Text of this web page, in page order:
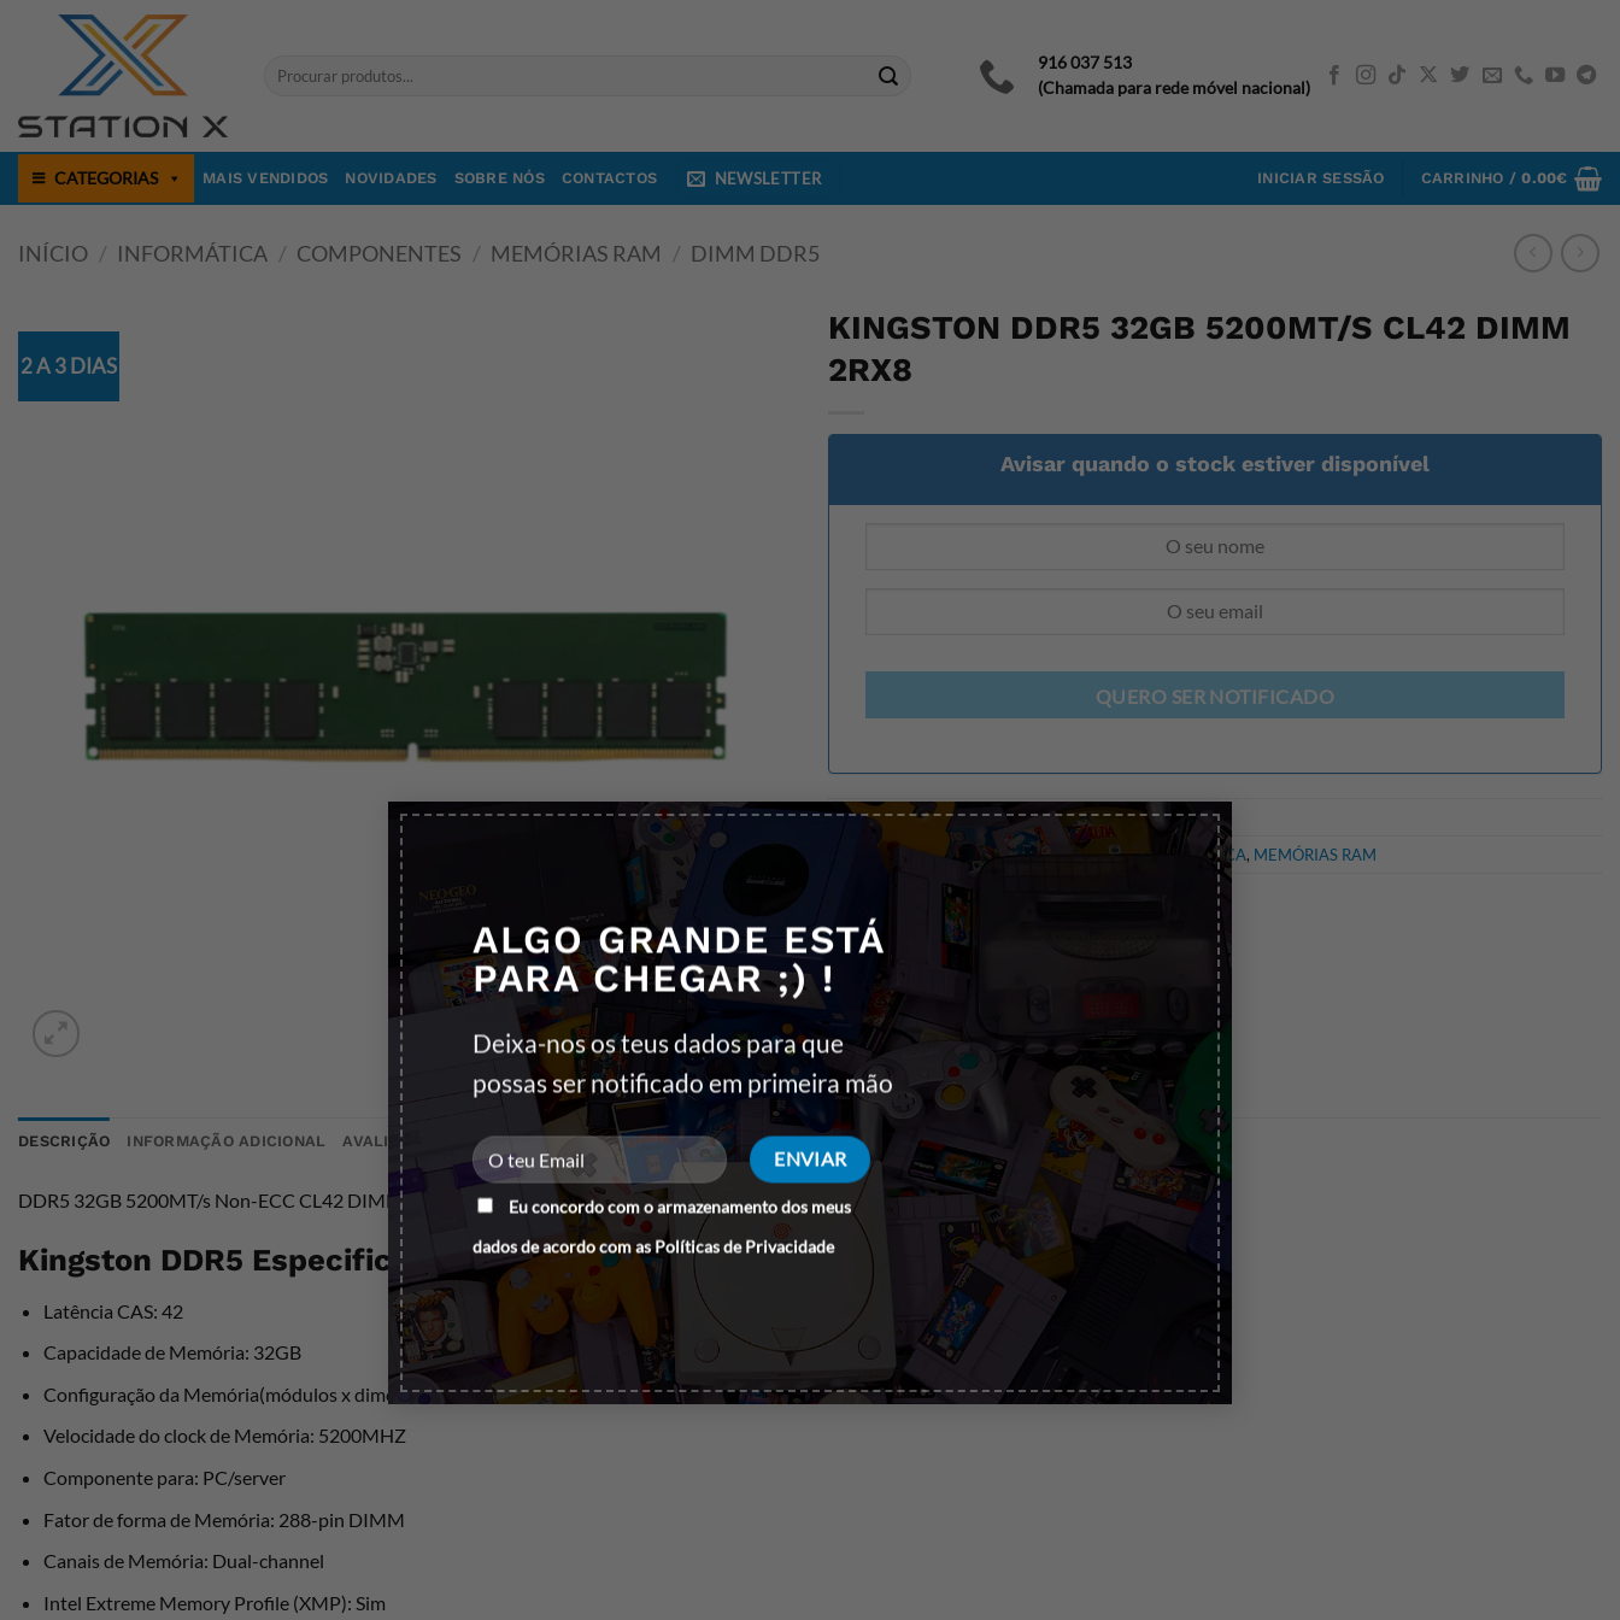
ALGO GRANDE ESTÁ
PARA CHEGAR ;) !
Deixa-nos os teus dados para que
possas ser notificado em primeira mão
Eu concordo com o armazenamento dos meus
dados de acordo com as Políticas de Privacidade
×
Pesquisar
916 037 513
(Chamada para rede móvel nacional)
CATEGORIAS MAIS VENDIDOS NOVIDADES SOBRE NÓS CONTACTOS NEWSLETTER INICIAR SESSÃO CARRINHO /0.00€
INÍCIO / INFORMÁTICA / COMPONENTES / MEMÓRIAS RAM / DIMM DDR5
2 A 3 DIAS
KINGSTON DDR5 32GB 5200MT/S CL42 DIMM
2RX8
Avisar quando o stock estiver disponível
QUERO SER NOTIFICADO
REF:740617332780
DIMM DDR5 ,COMPONENTES , INFORMÁTICA, MEMÓRIAS RAM
5200 MHZ
DESCRIÇÃO INFORMAÇÃO ADICIONAL AVALIAÇÕES (0)
DDR5 32GB 5200MT/s Non-ECC CL42 DIMM 2Rx8
Kingston DDR5 Especificações:
Latência CAS: 42
Capacidade de Memória: 32GB
Configuração da Memória(módulos x dimensões): 1 x 32 GB
Velocidade do clock de Memória: 5200MHZ
Componente para: PC/server
Fator de forma de Memória: 288-pin DIMM
Canais de Memória: Dual-channel
Intel Extreme Memory Profile (XMP): Sim